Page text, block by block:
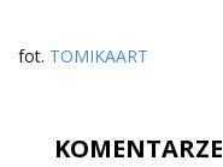
fot. TOMIKAART
KOMENTARZE